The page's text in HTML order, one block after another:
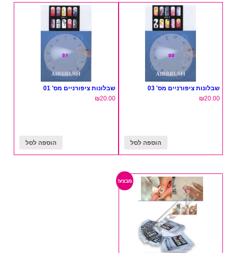
שבלונות ציפורניים מס' 03
₪20.00
הוספה לסל
שבלונות ציפורניים מס' 01
₪20.00
הוספה לסל
מבצע!